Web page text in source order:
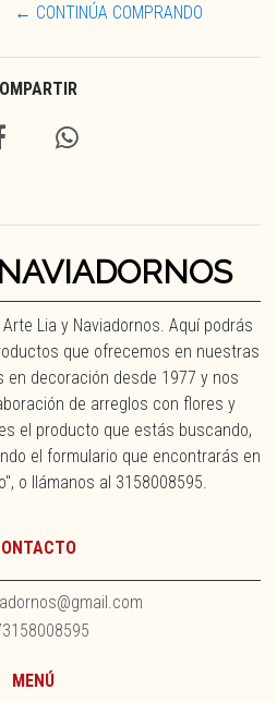
← CONTINÚA COMPRANDO
Lia y Naviadornos. Aquí podrás
que ofrecemos en nuestras
decoración desde 1977 y nos
de arreglos con flores y
el producto que estás buscando,
el formulario que encontrarás en
o llámanos al 3158008595.
MENÚ